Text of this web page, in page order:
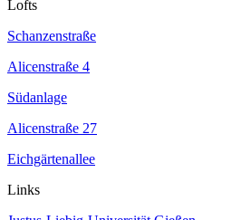
Lofts
Schanzenstraße
Alicenstraße 4
Südanlage
Alicenstraße 27
Eichgärtenallee
Links